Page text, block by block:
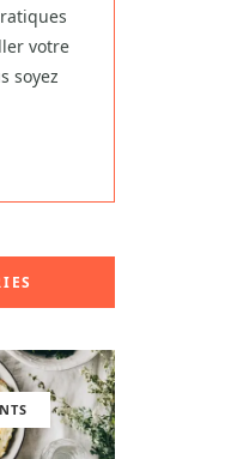
votre
soyez